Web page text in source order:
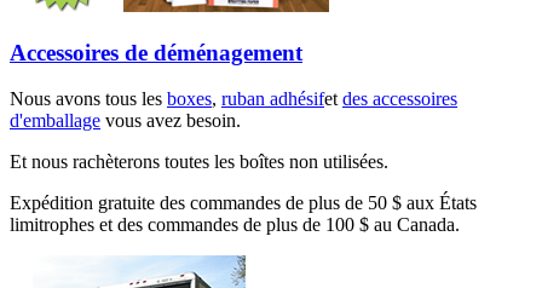
Accessoires de déménagement
Nous avons tous les boxes, ruban adhésifetdes accessoires
d'emballage vous avez besoin.
Et nous rachèterons toutes les boîtes non utilisées.
Expédition gratuite des commandes de plus de 50 $ aux États
limitrophes et des commandes de plus de 100 $ au Canada.